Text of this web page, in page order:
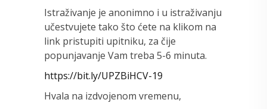
Istraživanje je anonimno i u istraživanju
učestvujete tako što ćete na klikom na
link pristupiti upitniku, za čije
popunjavanje Vam treba 5-6 minuta.
https://bit.ly/UPZBiHCV-19
Hvala na izdvojenom vremenu,